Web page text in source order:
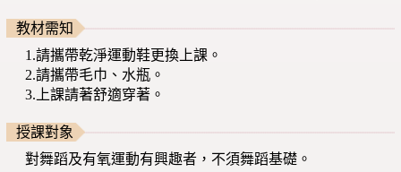
教材需知
1.請攜帶乾淨運動鞋更換上課。
2.請攜帶毛巾、水瓶。
3.上課請著舒適穿著。
授課對象
對舞蹈及有氧運動有興趣者，不須舞蹈基礎。